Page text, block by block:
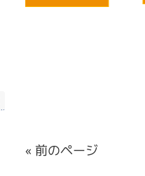
« 前のページ